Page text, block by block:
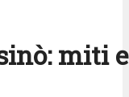
miti